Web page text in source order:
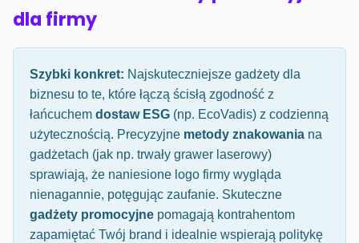
dla firmy
Szybki konkret: Najskuteczniejsze gadżety dla
biznesu to te, które łączą ścisłą zgodność z
łańcuchem dostaw ESG (np. EcoVadis) z codzienną
użytecznością. Precyzyjne metody znakowania na
gadżetach (jak np. trwały grawer laserowy)
sprawiają, że naniesione logo firmy wygląda
nienagannie, potęgując zaufanie. Skuteczne
gadżety promocyjne pomagają kontrahentom
zapamiętać Twój brand i idealnie wspierają politykę